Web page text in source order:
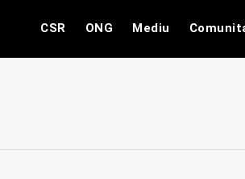
CSR ONG Mediu